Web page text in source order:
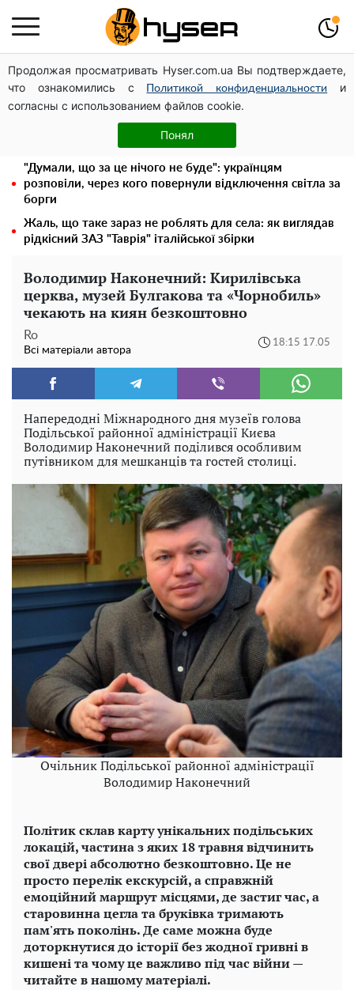
Продолжая просматривать Hyser.com.ua Вы подтверждаете,
что ознакомились с
Политикой конфиденциальности
и
согласны с использованием файлов cookie.
Понял
Українська авіатранспортна асоціація звернулася до
Мінфіну із закликом уніфікувати оподаткування
авіалізингу
"Холостячка" Ксенія Мішина перестаралася і блиснула
зоною бікіні: надто широко розсунула
"Думали, що за це нічого не буде": українцям
розповіли, через кого повернули відключення світла за
борги
Жаль, що таке зараз не роблять для села: як виглядав
рідкісний ЗАЗ "Таврія" італійської збірки
Володимир Наконечний: Кирилівська
церква, музей Булгакова та «Чорнобиль»
чекають на киян безкоштовно
Ro
Всі матеріали автора
18:15 17.05
Напередодні Міжнародного дня музеїв голова
Подільської районної адміністрації Києва
Володимир Наконечний поділився особливим
путівником для мешканців та гостей столиці.
Очільник Подільської районної адміністрації
Володимир Наконечний
Політик склав карту унікальних подільських
локацій, частина з яких 18 травня відчинить
свої двері абсолютно безкоштовно. Це не
просто перелік екскурсій, а справжній
емоційний маршрут місцями, де застиг час, а
старовинна цегла та бруківка тримають
пам'ять поколінь. Де саме можна буде
доторкнутися до історії без жодної гривні в
кишені та чому це важливо під час війни —
читайте в нашому матеріалі.